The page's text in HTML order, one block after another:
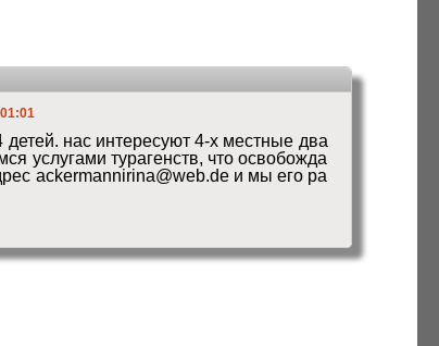
нас интересуют 4-х местные два
услугами турагенств, что освобожда
ackermannirina@web.de и мы его ра